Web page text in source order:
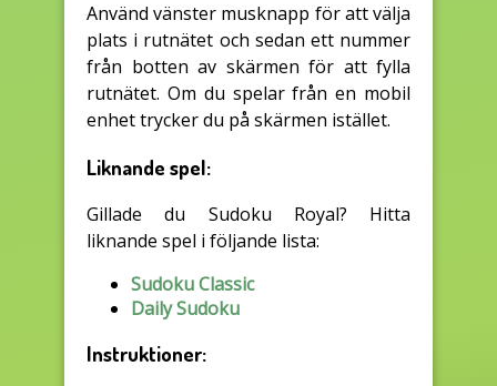
Använd vänster musknapp för att välja
plats i rutnätet och sedan ett nummer
från botten av skärmen för att fylla
rutnätet. Om du spelar från en mobil
enhet trycker du på skärmen istället.
Liknande spel:
Gillade du Sudoku Royal? Hitta
liknande spel i följande lista:
Sudoku Classic
Daily Sudoku
Instruktioner: